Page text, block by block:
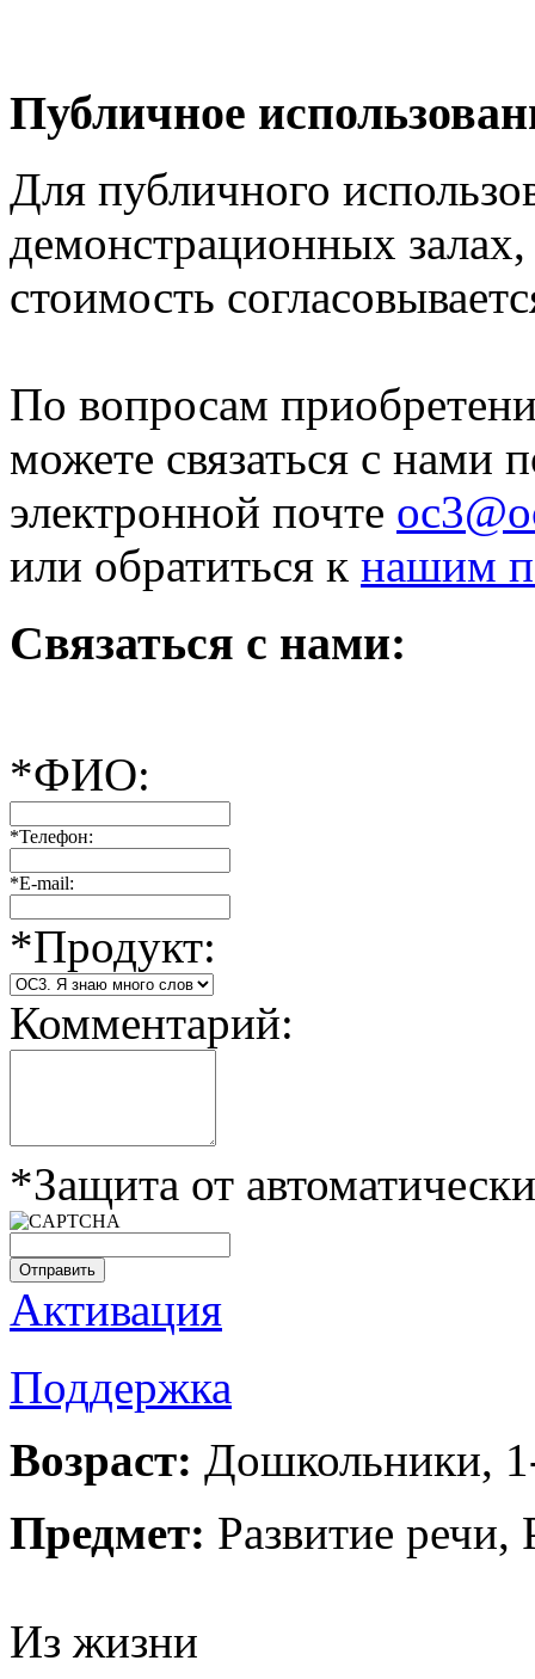
Публичное
Для публичного
демонстрационных
стоимость
По вопросам
можете связаться с нами
электронной почте
или обратиться к нашим
Связаться с нами:
*ФИО:
*Телефон:
*E-mail:
*Продукт:
Комментарий:
*Защита от
Отправить
Активация
Поддержка
Возраст: Дошкольники,
Предмет: Развитие речи,
Из жизни